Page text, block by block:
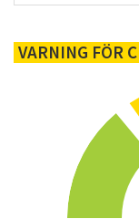
VARNING FÖR